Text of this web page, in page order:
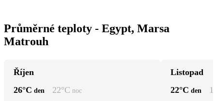
Průměrné teploty - Egypt, Marsa
Matrouh
Říjen
26°C den 22°C noc
Listopad
22°C den